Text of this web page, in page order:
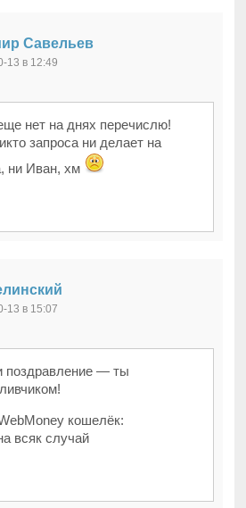
Савельев
13 в 12:49
нет на днях перечислю!
запроса ни делает на
ни Иван, хм
13 в 15:07
поздравление — ты
кошелёк:
всяк случай